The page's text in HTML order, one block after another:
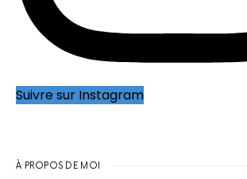
Suivre sur Instagram
À PROPOS DE MOI